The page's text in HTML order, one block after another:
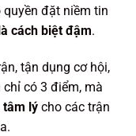
đặt niềm tin
cách biệt đậm.
tận dụng cơ hội,
có 3 điểm, mà
tâm lý cho các trận